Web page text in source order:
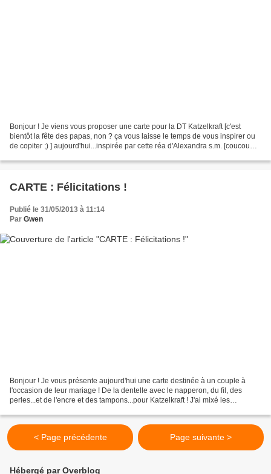
Bonjour ! Je viens vous proposer une carte pour la DT Katzelkraft [c'est
bientôt la fête des papas, non ? ça vous laisse le temps de vous inspirer ou
de copiter ;) ] aujourd'hui...inspirée par cette réa d'Alexandra s.m. [coucou
CARTE : Félicitations !
Publié le 31/05/2013 à 11:14
Par Gwen
Bonjour ! Je vous présente aujourd'hui une carte destinée à un couple à
l'occasion de leur mariage ! De la dentelle avec le napperon, du fil, des
perles...et de l'encre et des tampons...pour Katzelkraft ! J'ai mixé les
< Page précédente Page suivante >
Hébergé par Overblog